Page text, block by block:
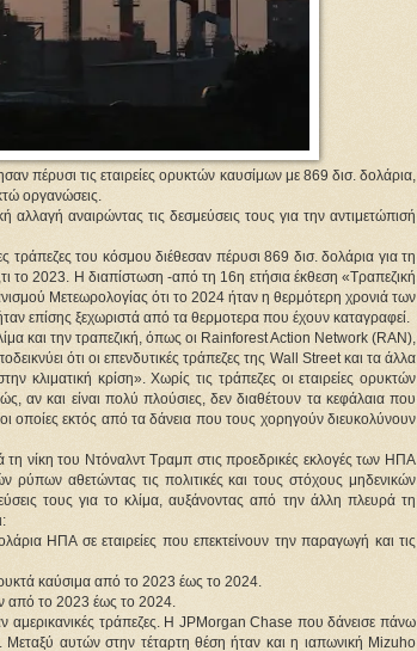
πέρυσι τις εταιρείες ορυκτών καυσίμων με 869 δισ. δολάρια,
οργανώσεις.
αλλαγή αναιρώντας τις δεσμεύσεις τους για την αντιμετώπισή
τράπεζες του κόσμου διέθεσαν πέρυσι 869 δισ. δολάρια για τη
το 2023. Η διαπίστωση -από τη 16η ετήσια έκθεση «Τραπεζική
Μετεωρολογίας ότι το 2024 ήταν η θερμότερη χρονιά των
επίσης ξεχωριστά από τα θερμοτερα που έχουν καταγραφεί.
και την τραπεζική, όπως οι Rainforest Action Network (RAN),
ότι οι επενδυτικές τράπεζες της Wall Street και τα άλλα
κλιματική κρίση». Χωρίς τις τράπεζες οι εταιρείες ορυκτών
αν και είναι πολύ πλούσιες, δεν διαθέτουν τα κεφάλαια που
οποίες εκτός από τα δάνεια που τους χορηγούν διευκολύνουν
τη νίκη του Ντόναλντ Τραμπ στις προεδρικές εκλογές των ΗΠΑ
αθετώντας τις πολιτικές και τους στόχους μηδενικών
τους για το κλίμα, αυξάνοντας από την άλλη πλευρά τη
ΗΠΑ σε εταιρείες που επεκτείνουν την παραγωγή και τις
καύσιμα από το 2023 έως το 2024.
από το 2023 έως το 2024.
αμερικανικές τράπεζες. Η JPMorgan Chase που δάνεισε πάνω
αυτών στην τέταρτη θέση ήταν και η ιαπωνική Mizuho